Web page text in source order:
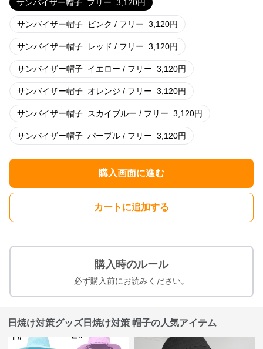
サンバイザー帽子 フリー 3,120円
サンバイザー帽子 ピンク / フリー 3,120円
サンバイザー帽子 レッド / フリー 3,120円
サンバイザー帽子 イエロー / フリー 3,120円
サンバイザー帽子 オレンジ / フリー 3,120円
サンバイザー帽子 スカイブルー / フリー 3,120円
サンバイザー帽子 パープル / フリー 3,120円
購入画面に進む
カートに追加する
購入時のルール
必ず購入前にお読みください。
日焼け対策グッズ日焼け対策 帽子の人気アイテム